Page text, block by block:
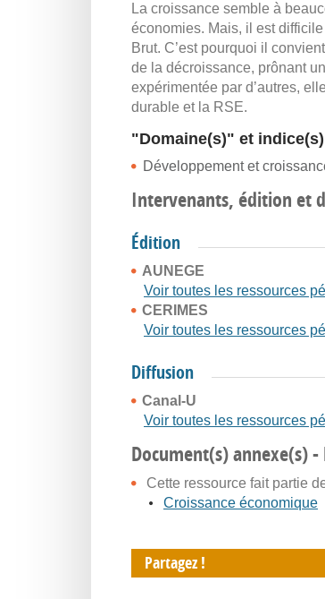
La croissance semble à
économies. Mais, il est
Brut. C’est pourquoi il
de la décroissance, prônant
expérimentée par d’autres,
durable et la RSE.
"Domaine(s)" et
Développement et
Intervenants, édition et
Édition
AUNEGE
Voir toutes les ressources
CERIMES
Voir toutes les ressources
Diffusion
Canal-U
Voir toutes les ressources
Document(s) annexe(s)
Cette ressource fait partie
Croissance économique
Partagez !